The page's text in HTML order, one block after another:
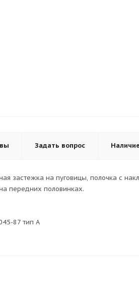
Задать вопрос Наличие
застежка на пуговицы, полочка с
передних половинках.
87 тип А